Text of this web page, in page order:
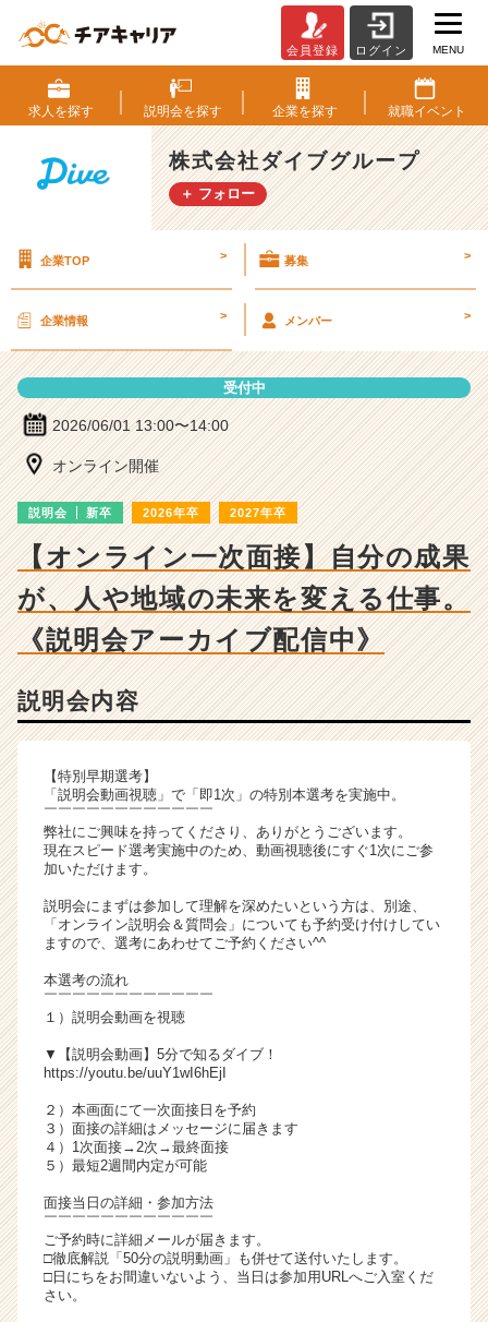
式
会
社
ダ
イ
ブ
プ
明
会
詳
細
チ
ー・
成
長
企
業
ス
カ
ト
が
届
く
活
サ
イ
チ
ア
ャ
ア
（C
h
e
C
a
会員登録 ログイン MENU
求人を探す 説明会を探す 企業を探す 就職イベント
株式会社ダイブグループ
＋ フォロー
企業TOP > 募集 >
企業情報 > メンバー >
受付中
2026/06/01 13:00〜14:00
オンライン開催
説明会 新卒 2026年卒 2027年卒
【オンライン一次面接】自分の成果
が、人や地域の未来を変える仕事。
《説明会アーカイブ配信中》
説明会内容
【特別早期選考】
「説明会動画視聴」で「即1次」の特別本選考を実施中。
￣￣￣￣￣￣￣￣￣￣￣￣
弊社にご興味を持ってくださり、ありがとうございます。
現在スピード選考実施中のため、動画視聴後にすぐ1次にご参
加いただけます。
説明会にまずは参加して理解を深めたいという方は、別途、
「オンライン説明会＆質問会」についても予約受け付けしてい
ますので、選考にあわせてご予約ください^^
本選考の流れ
￣￣￣￣￣￣￣￣￣￣￣￣
１）説明会動画を視聴
▼【説明会動画】5分で知るダイブ！
https://youtu.be/uuY1wI6hEjI
２）本画面にて一次面接日を予約
３）面接の詳細はメッセージに届きます
４）1次面接→2次→最終面接
５）最短2週間内定が可能
面接当日の詳細・参加方法
￣￣￣￣￣￣￣￣￣￣￣￣
ご予約時に詳細メールが届きます。
□徹底解説「50分の説明動画」も併せて送付いたします。
□日にちをお間違いないよう、当日は参加用URLへご入室くだ
さい。